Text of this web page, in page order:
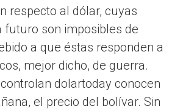
respecto al dólar, cuyas
futuro son imposibles de
a que éstas responden a
mejor dicho, de guerra.
dolartoday conocen
el precio del bolívar. Sin